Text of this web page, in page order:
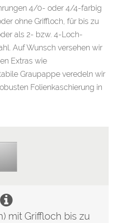
4/0- oder 4/4-farbig
ohne Griffloch, für bis zu
als 2- bzw. 4-Loch-
Auf Wunsch versehen wir
Extras wie
Graupappe veredeln wir
Folienkaschierung in
mit Griffloch bis zu